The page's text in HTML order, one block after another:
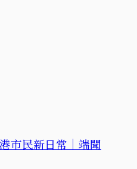
市民新日常｜端聞